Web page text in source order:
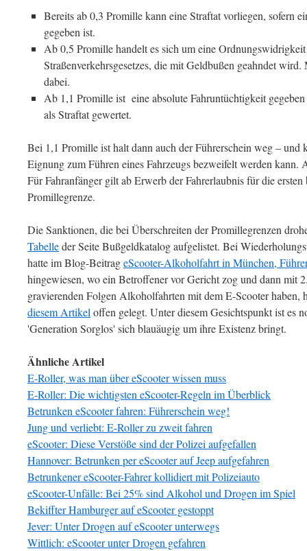
Bereits ab 0,3 Promille kann eine Straftat vorliegen, sofern
gegeben ist.
Ab 0,5 Promille handelt es sich um eine Ordnungswidrigkeit
Straßenverkehrsgesetzes, die mit Geldbußen geahndet
dabei.
Ab 1,1 Promille ist eine absolute Fahruntüchtigkeit
als Straftat gewertet.
Bei 1,1 Promille ist halt dann auch der Führerschein weg – und
Eignung zum Führen eines Fahrzeugs bezweifelt werden kann.
Für Fahranfänger gilt ab Erwerb der Fahrerlaubnis für die ersten
Promillegrenze.
Die Sanktionen, die bei Überschreiten der Promillegrenzen
Tabelleder Seite Bußgeldkatalog aufgelistet. Bei
hatte im Blog-BeitrageScooter-Alkoholfahrt in München,
hingewiesen, wo ein Betroffener vor Gericht zog und dann mit
gravierenden Folgen Alkoholfahrten mit dem E-Scooter haben,
diesem Artikel offen gelegt. Unter diesem Gesichtspunkt ist es
'Generation Sorglos' sich blauäugig um ihre Existenz bringt.
Ähnliche Artikel
E-Roller, was man über eScooter wissen muss
E-Roller: Die wichtigsten eScooter-Regeln im Überblick
Betrunken eScooter fahren: Führerschein weg!
Jung und verliebt: E-Roller zu zweit fahren
eScooter: Diese Verstöße sind der Polizei aufgefallen
Hannover: Betrunken per eScooter auf Jeep aufgefahren
Betrunkener eScooter-Fahrer kollidiert mit Polizeiauto
eScooter-Unfälle: Bei 25% sind Alkohol und Drogen im Spiel
Bekiffter Hamburger auf eScooter gestoppt
Jever: Unter Drogen auf eScooter unterwegs
Wittlich: eScooter unter Drogen gefahren